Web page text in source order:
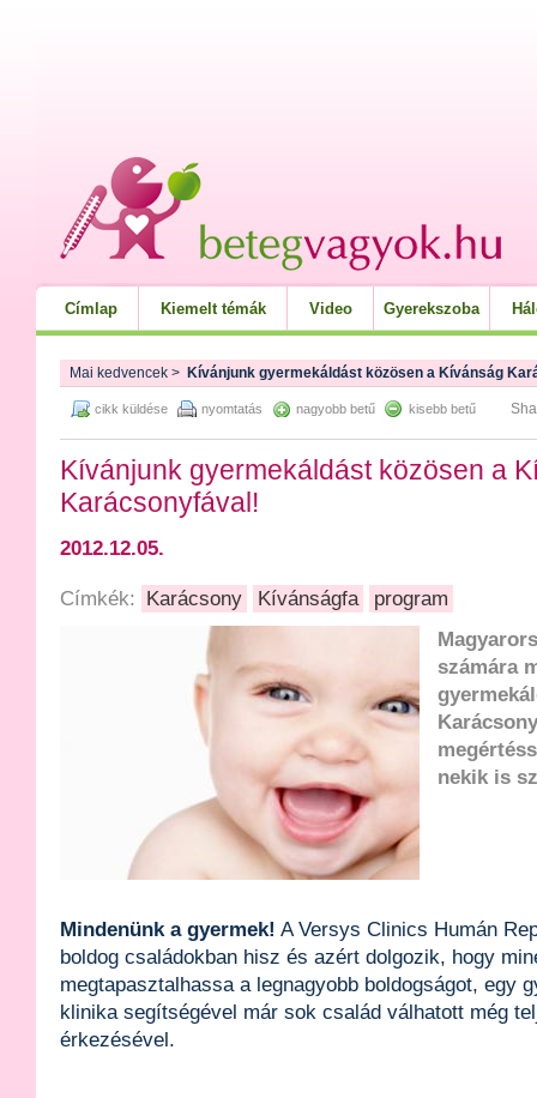
Címlap Kiemelt témák Video Gyerekszoba
Mai kedvencek > Kívánjunk gyermekáldást közösen a Kívánság
cikk küldése nyomtatás nagyobb betű kisebb betű
Kívánjunk gyermekáldást közösen a
Karácsonyfával!
2012.12.05.
Címkék: Karácsony Kívánságfa
program
számára
nekik is
Mindenünk a gyermek! A Versys Clinics Humán
boldog családokban hisz és azért dolgozik, hogy
megtapasztalhassa a legnagyobb boldogságot, egy
klinika segítségével már sok család válhatott még
érkezésével.